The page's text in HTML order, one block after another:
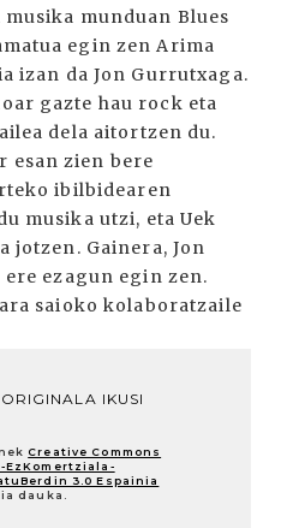
munduan Blues
egin zen Arima
izan da Jon Gurrutxaga.
gazte hau rock eta
dela aitortzen du.
esan zien bere
ibilbidearen
musika utzi, eta Uek
jotzen. Gainera, Jon
ezagun egin zen.
saioko kolaboratzaile
IKUSI
Creative Commons
3.0 Espainia
dauka.